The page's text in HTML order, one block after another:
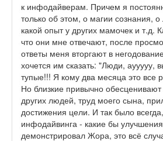
к инфодайверам. Причем я
только об этом, о магии сознания,
какой опыт у других мамочек и т.д.
что они мне отвечают, после
ответы меня вторгают в
хочется им сказать: "Люди, аууууу,
тупые!!! Я кому два месяца это все
Но близкие привычно обесценивают
других людей, труд моего сына,
достижения цели. И так было
инфодайвинга - какие бы
демонстрировал Жора, это всё